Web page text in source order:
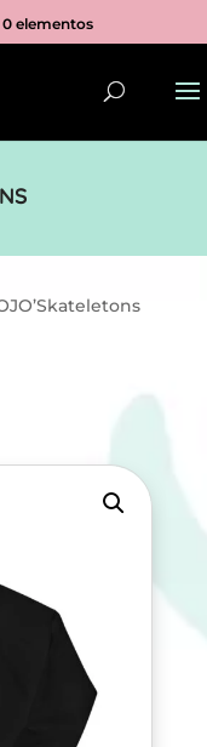
0 elementos